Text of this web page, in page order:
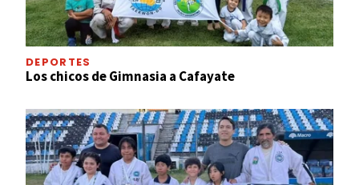
DEPORTES
Los chicos de Gimnasia a Cafayate